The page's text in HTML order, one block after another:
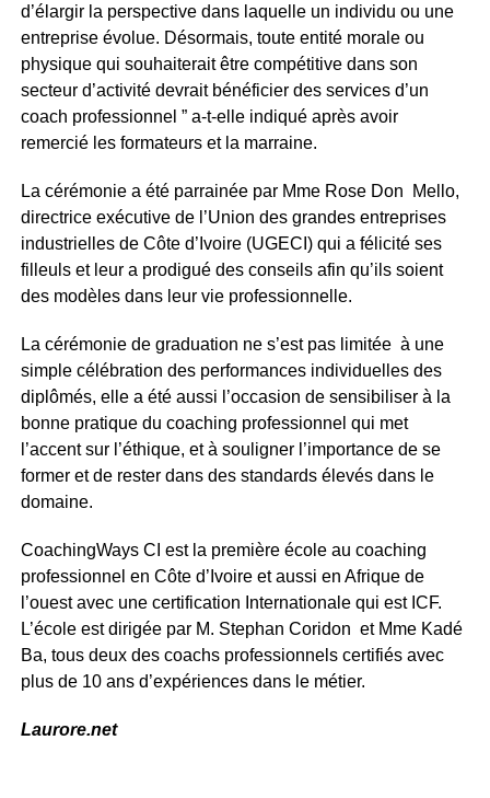
d’élargir la perspective dans laquelle un individu ou une
entreprise évolue. Désormais, toute entité morale ou
physique qui souhaiterait être compétitive dans son
secteur d’activité devrait bénéficier des services d’un
coach professionnel ” a-t-elle indiqué après avoir
remercié les formateurs et la marraine.
La cérémonie a été parrainée par Mme Rose Don Mello,
directrice exécutive de l’Union des grandes entreprises
industrielles de Côte d’Ivoire (UGECI) qui a félicité ses
filleuls et leur a prodigué des conseils afin qu’ils soient
des modèles dans leur vie professionnelle.
La cérémonie de graduation ne s’est pas limitée à une
simple célébration des performances individuelles des
diplômés, elle a été aussi l’occasion de sensibiliser à la
bonne pratique du coaching professionnel qui met
l’accent sur l’éthique, et à souligner l’importance de se
former et de rester dans des standards élevés dans le
domaine.
CoachingWays CI est la première école au coaching
professionnel en Côte d’Ivoire et aussi en Afrique de
l’ouest avec une certification Internationale qui est ICF.
L’école est dirigée par M. Stephan Coridon et Mme Kadé
Ba, tous deux des coachs professionnels certifiés avec
plus de 10 ans d’expériences dans le métier.
Laurore.net